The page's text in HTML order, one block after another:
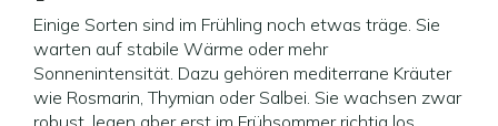
Einige Sorten sind im Frühling noch etwas träge. Sie
warten auf stabile Wärme oder mehr
Sonnenintensität. Dazu gehören mediterrane Kräuter
wie Rosmarin, Thymian oder Salbei. Sie wachsen zwar
robust, legen aber erst im Frühsommer richtig los.